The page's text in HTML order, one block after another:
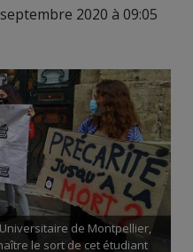
2020 à 09:05
de Montpellier,
le sort de cet étudiant